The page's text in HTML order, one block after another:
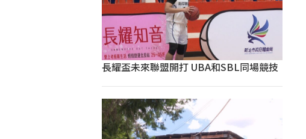
長耀盃未來聯盟開打 UBA和SBL同場競技